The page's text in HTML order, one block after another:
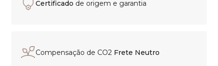
Certificadode origem e garantia
Compensação de CO2 Frete Neutro